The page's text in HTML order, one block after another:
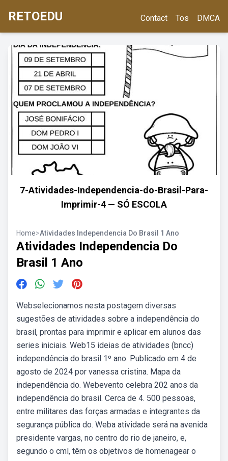
RETOEDU Contact Tos DMCA
7-Atividades-Independencia-do-Brasil-Para-
Imprimir-4 — SÓ ESCOLA
Home>Atividades Independencia Do Brasil 1 Ano
Atividades Independencia Do
Brasil 1 Ano
Webselecionamos nesta postagem diversas
sugestões de atividades sobre a independência do
brasil, prontas para imprimir e aplicar em alunos das
series iniciais. Web15 ideias de atividades (bncc)
independência do brasil 1º ano. Publicado em 4 de
agosto de 2024 por vanessa cristina. Mapa da
independência do. Webevento celebra 202 anos da
independência do brasil. Cerca de 4. 500 pessoas,
entre militares das forças armadas e integrantes da
segurança pública do. Weba atividade será na avenida
presidente vargas, no centro do rio de janeiro, e,
segundo o cml, têm os objetivos de homenagear o